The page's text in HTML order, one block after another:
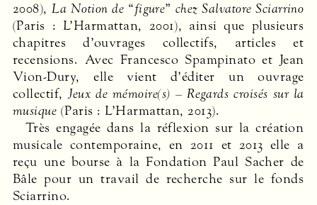
2008),La Notion de “figure” chez Salvatore Sciarrino
(Paris : L’Harmattan, 2001), ainsi que plusieurs
chapitres d’ouvrages collectifs, articles et
recensions. Avec Francesco Spampinato et Jean
Vion-Dury, elle vient d’éditer un ouvrage
collectif,Jeux de mémoire(s) – Regards croisés sur la
musique (Paris : L’Harmattan, 2013).
Très engagée dans la réflexion sur la création
musicale contemporaine, en 2011 et 2013 elle a
reçu une bourse à la Fondation Paul Sacher de
Bâle pour un travail de recherche sur le fonds
Sciarrino.